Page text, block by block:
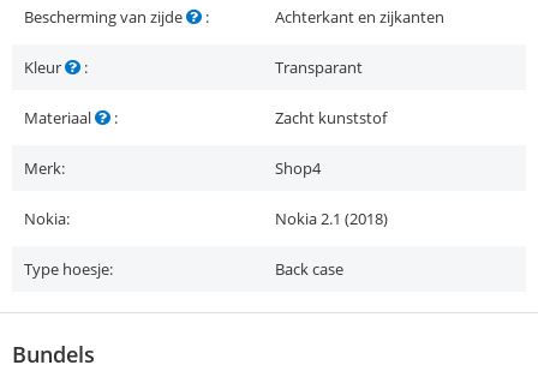
Bescherming van zijde : Achterkant en zijkanten
Kleur : Transparant
Materiaal : Zacht kunststof
Merk: Shop4
Nokia: Nokia 2.1 (2018)
Type hoesje: Back case
Bundels